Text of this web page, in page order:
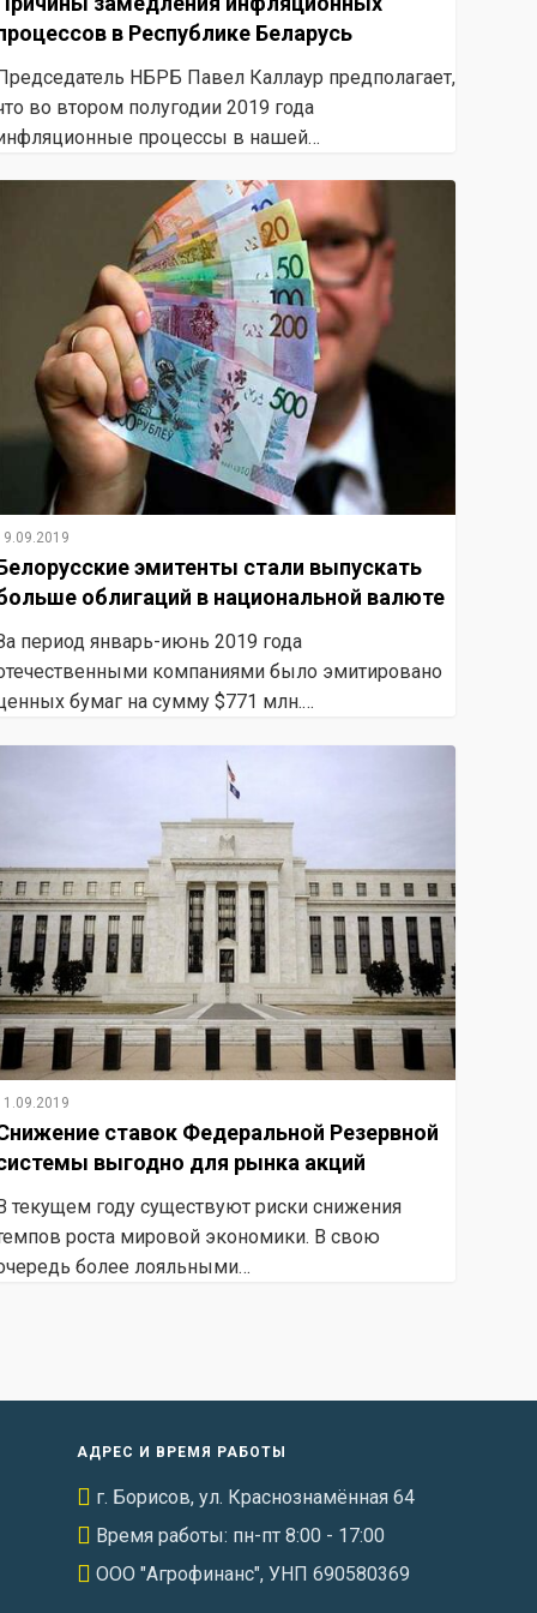
в Республике Беларусь
НБРБ Павел Каллаур предполагает,
во втором полугодии 2019 года
процессы в нашей…
эмитенты стали выпускать
облигаций в национальной валюте
период январь-июнь 2019 года
компаниями было эмитировано
бумаг на сумму $771 млн.…
ставок Федеральной Резервной
выгодно для рынка акций
текущем году существуют риски снижения
роста мировой экономики. В свою
более лояльными…
АДРЕС И ВРЕМЯ РАБОТЫ
г. Борисов, ул. Краснознамённая 64
Время работы: пн-пт 8:00 - 17:00
ООО "Агрофинанс", УНП 690580369